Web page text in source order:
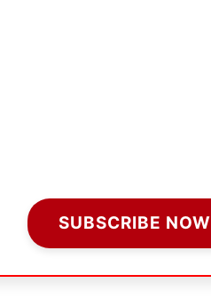
SUBSCRIBE NOW